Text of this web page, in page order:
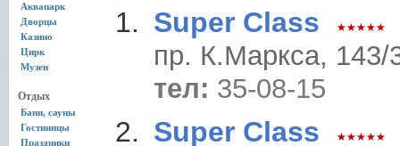
Аквапарк
Дворцы
Казино
Цирк
Музеи
Отдых
Бани, сауны
Гостиницы
Праздники
Super Class
пр. К.Маркса, 143/
тел: 35-08-15
Super Class